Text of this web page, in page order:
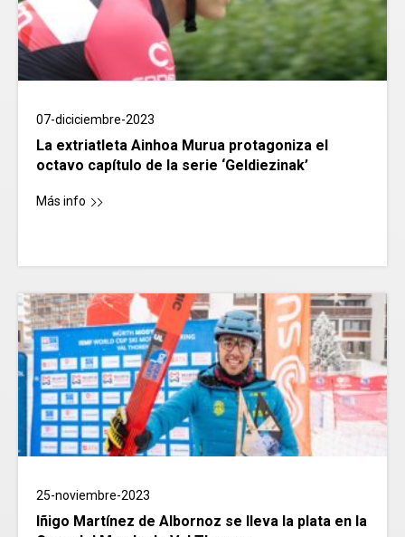
07-diciciembre-2023
La extriatleta Ainhoa Murua protagoniza el
octavo capítulo de la serie ‘Geldiezinak’
Más info
25-noviembre-2023
Iñigo Martínez de Albornoz se lleva la plata en la